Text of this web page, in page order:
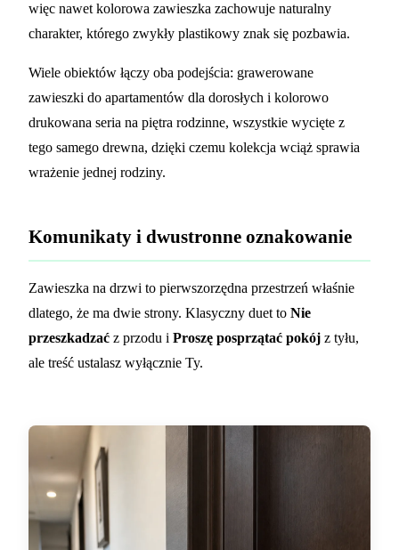
więc nawet kolorowa zawieszka zachowuje naturalny
charakter, którego zwykły plastikowy znak się pozbawia.
Wiele obiektów łączy oba podejścia: grawerowane
zawieszki do apartamentów dla dorosłych i kolorowo
drukowana seria na piętra rodzinne, wszystkie wycięte z
tego samego drewna, dzięki czemu kolekcja wciąż sprawia
wrażenie jednej rodziny.
Komunikaty i dwustronne oznakowanie
Zawieszka na drzwi to pierwszorzędna przestrzeń właśnie
dlatego, że ma dwie strony. Klasyczny duet to Nie
przeszkadzać z przodu i Proszę posprzątać pokój z tyłu,
ale treść ustalasz wyłącznie Ty.